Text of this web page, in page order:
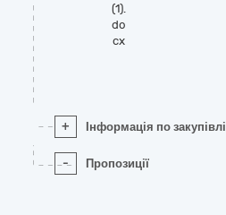
(1).
do
cx
+ Інформація по закупівлі
- Пропозиції